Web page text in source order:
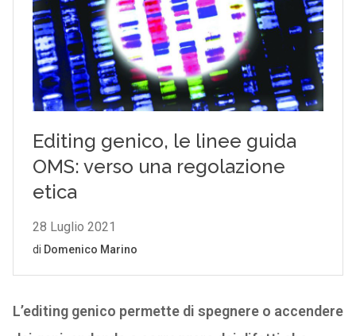
L’editing genico permette di spegnere o accendere